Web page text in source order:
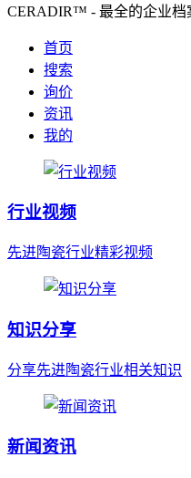
CERADIR™ - 最全的企业档
首页
搜索
询价
资讯
我的
行业视频
先进陶瓷行业精彩视频
知识分享
分享先进陶瓷行业相关知识
新闻资讯